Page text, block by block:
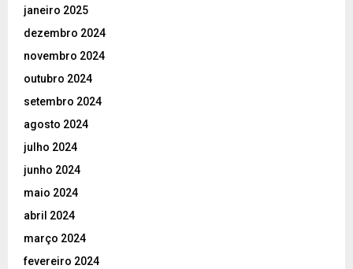
janeiro 2025
dezembro 2024
novembro 2024
outubro 2024
setembro 2024
agosto 2024
julho 2024
junho 2024
maio 2024
abril 2024
março 2024
fevereiro 2024